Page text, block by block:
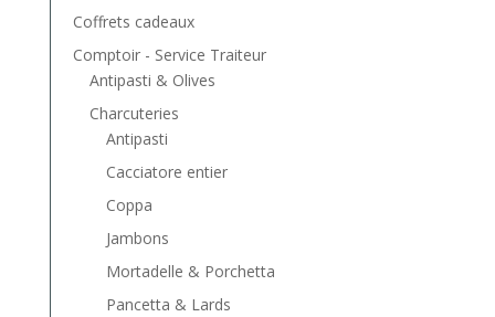
Coffrets cadeaux
Comptoir - Service Traiteur
Antipasti & Olives
Charcuteries
Antipasti
Cacciatore entier
Coppa
Jambons
Mortadelle & Porchetta
Pancetta & Lards